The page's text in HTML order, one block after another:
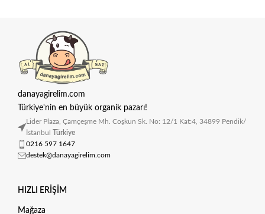
danayagirelim.com
Türkiye'nin en büyük organik pazarı!
Lider Plaza, Çamçeşme Mh. Coşkun Sk. No: 12/1 Kat:4, 34899 Pendik/
İstanbul
Türkiye
0216 597 1647
destek@danayagirelim.com
HIZLI ERIŞIM
Mağaza